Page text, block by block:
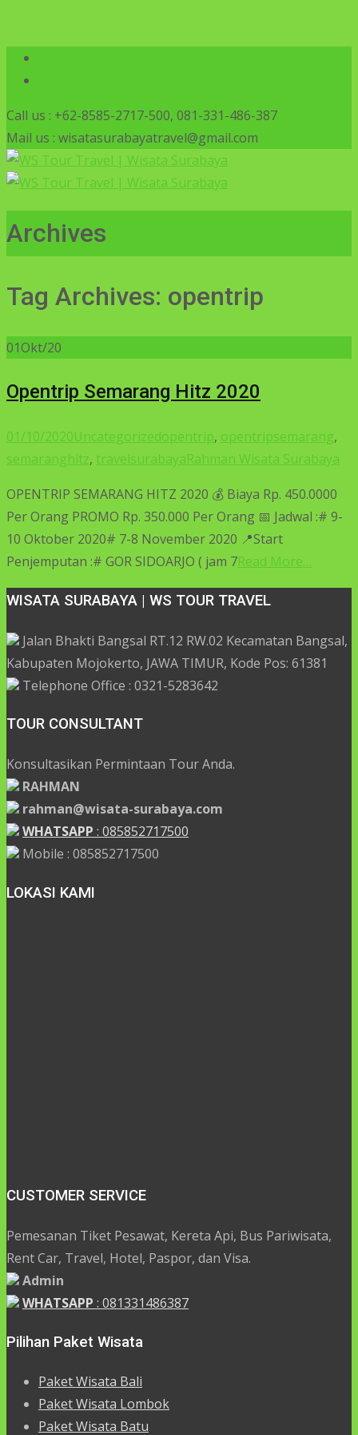
Call us : +62-8585-2717-500, 081-331-486-387
Mail us : wisatasurabayatravel@gmail.com
Archives
Tag Archives: opentrip
01Okt/20
Opentrip Semarang Hitz 2020
01/10/2020Uncategorizedopentrip, opentripsemarang,
semaranghitz, travelsurabayaRahman Wisata Surabaya
OPENTRIP SEMARANG HITZ 2020 💰 Biaya Rp. 450.0000
Per Orang PROMO Rp. 350.000 Per Orang 📅 Jadwal :# 9-
10 Oktober 2020# 7-8 November 2020 📍Start
Penjemputan :# GOR SIDOARJO ( jam 7Read More…
WISATA SURABAYA | WS TOUR TRAVEL
Jalan Bhakti Bangsal RT.12 RW.02 Kecamatan Bangsal,
Kabupaten Mojokerto, JAWA TIMUR, Kode Pos: 61381
Telephone Office : 0321-5283642
TOUR CONSULTANT
Konsultasikan Permintaan Tour Anda.
RAHMAN
rahman@wisata-surabaya.com
WHATSAPP : 085852717500
Mobile : 085852717500
LOKASI KAMI
CUSTOMER SERVICE
Pemesanan Tiket Pesawat, Kereta Api, Bus Pariwisata,
Rent Car, Travel, Hotel, Paspor, dan Visa.
Admin
WHATSAPP : 081331486387
Pilihan Paket Wisata
Paket Wisata Bali
Paket Wisata Lombok
Paket Wisata Batu